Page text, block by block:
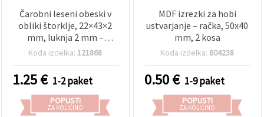
Čarobni leseni obeski v
obliki štorklje, 22×43×2
mm, luknja 2 mm –
komplet 10 unikatnih
in ustvarjalne DIY
projekte
Koda izdelka: 121868
1.25€ 1-2 paket
POPUSTI
ZA KOLIČINO
MDF izrezki za hobi
ustvarjanje – račka, 50x40
mm, 2 kosa
Koda izdelka: 804238
0.50€ 1-9 paket
POPUSTI
ZA KOLIČINO